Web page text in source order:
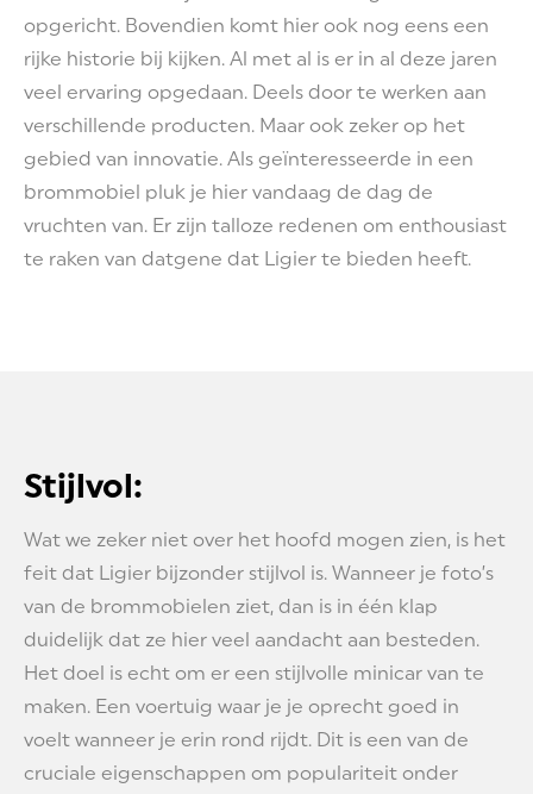
opgericht. Bovendien komt hier ook nog eens een
rijke historie bij kijken. Al met al is er in al deze jaren
veel ervaring opgedaan. Deels door te werken aan
verschillende producten. Maar ook zeker op het
gebied van innovatie. Als geïnteresseerde in een
brommobiel pluk je hier vandaag de dag de
vruchten van. Er zijn talloze redenen om enthousiast
te raken van datgene dat Ligier te bieden heeft.
Stijlvol:
Wat we zeker niet over het hoofd mogen zien, is het
feit dat Ligier bijzonder stijlvol is. Wanneer je foto’s
van de brommobielen ziet, dan is in één klap
duidelijk dat ze hier veel aandacht aan besteden.
Het doel is echt om er een stijlvolle minicar van te
maken. Een voertuig waar je je oprecht goed in
voelt wanneer je erin rond rijdt. Dit is een van de
cruciale eigenschappen om populariteit onder